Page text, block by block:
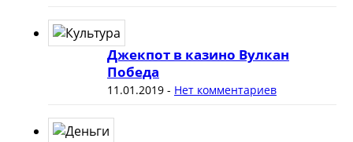
Джекпот в казино Вулкан
Победа
11.01.2019- Нет комментариев